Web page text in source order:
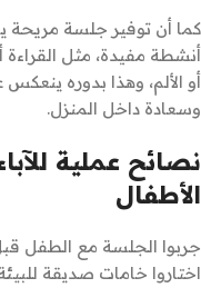
كما أن توفير جلسة
أنشطة مفيدة، مثل القراءة
أو الألم، وهذا بدوره
وسعادة داخل المنزل.
نصائح عملية
الأطفال
جربوا الجلسة مع الطفل
اختاروا خامات صديقة